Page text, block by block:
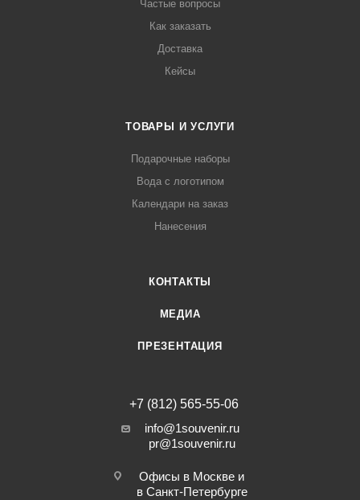
Частые вопросы
Как заказать
Доставка
Кейсы
ТОВАРЫ И УСЛУГИ
Подарочные наборы
Вода с логотипом
Календари на заказ
Нанесения
КОНТАКТЫ
МЕДИА
ПРЕЗЕНТАЦИЯ
+7 (812) 565-55-06
info@1souvenir.ru
pr@1souvenir.ru
Офисы в Москве и
в Санкт-Петербурге